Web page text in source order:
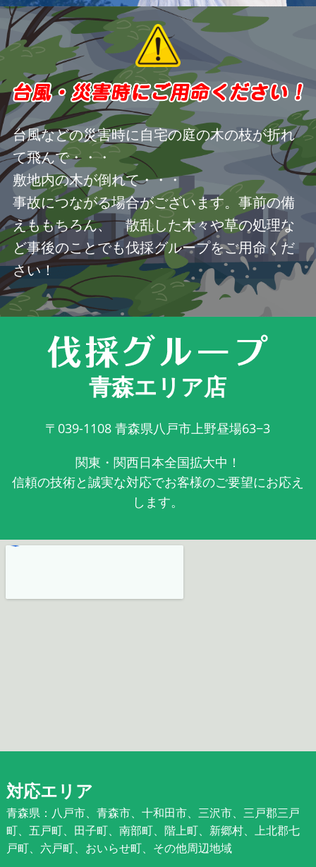
台風などの災害時に自宅の庭の木の枝が折れ
て飛んで・・・
敷地内の木が倒れて・・・
事故につながる場合がございます。事前の備
えももちろん、 散乱した木々や草の処理な
ど事後のことでも伐採グループをご用命くだ
さい！
青森エリア店
〒039-1108 青森県八戸市上野昼場63−3
関東・関西日本全国拡大中！
信頼の技術と誠実な対応でお客様のご要望にお応え
します。
対応エリア
青森県：八戸市、青森市、十和田市、三沢市、三戸郡三戸
町、五戸町、田子町、南部町、階上町、新郷村、上北郡七
戸町、六戸町、おいらせ町、その他周辺地域